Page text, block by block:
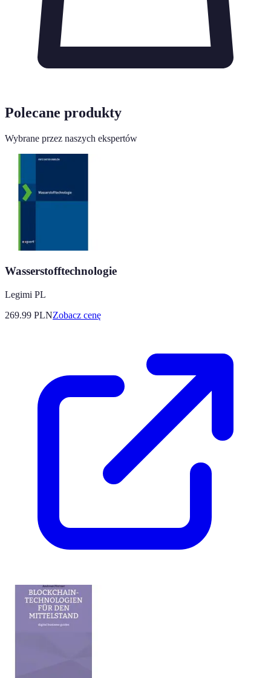
Polecane produkty
Wybrane przez naszych ekspertów
Wasserstofftechnologie
Legimi PL
269.99 PLNZobacz cenę